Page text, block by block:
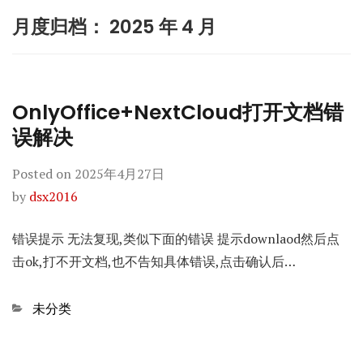
月度归档： 2025 年 4 月
OnlyOffice+NextCloud打开文档错
误解决
Posted on 2025年4月27日
by dsx2016
错误提示 无法复现,类似下面的错误 提示downlaod然后点
击ok,打不开文档,也不告知具体错误,点击确认后…
Categories
未分类